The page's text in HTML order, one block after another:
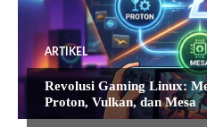
ARTIKEL
Revolusi Gaming Linux:
Proton, Vulkan, dan Mesa